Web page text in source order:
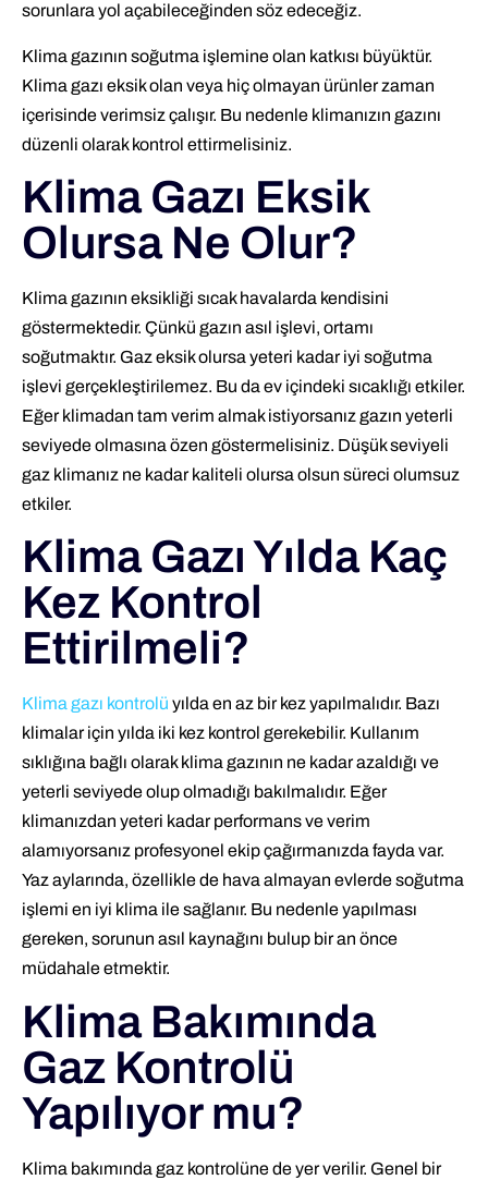
sorunlara yol açabileceğinden söz edeceğiz.
Klima gazının soğutma işlemine olan katkısı büyüktür.
Klima gazı eksik olan veya hiç olmayan ürünler zaman
içerisinde verimsiz çalışır. Bu nedenle klimanızın gazını
düzenli olarak kontrol ettirmelisiniz.
Klima Gazı Eksik
Olursa Ne Olur?
Klima gazının eksikliği sıcak havalarda kendisini
göstermektedir. Çünkü gazın asıl işlevi, ortamı
soğutmaktır. Gaz eksik olursa yeteri kadar iyi soğutma
işlevi gerçekleştirilemez. Bu da ev içindeki sıcaklığı etkiler.
Eğer klimadan tam verim almak istiyorsanız gazın yeterli
seviyede olmasına özen göstermelisiniz. Düşük seviyeli
gaz klimanız ne kadar kaliteli olursa olsun süreci olumsuz
etkiler.
Klima Gazı Yılda Kaç
Kez Kontrol
Ettirilmeli?
Klima gazı kontrolü yılda en az bir kez yapılmalıdır. Bazı
klimalar için yılda iki kez kontrol gerekebilir. Kullanım
sıklığına bağlı olarak klima gazının ne kadar azaldığı ve
yeterli seviyede olup olmadığı bakılmalıdır. Eğer
klimanızdan yeteri kadar performans ve verim
alamıyorsanız profesyonel ekip çağırmanızda fayda var.
Yaz aylarında, özellikle de hava almayan evlerde soğutma
işlemi en iyi klima ile sağlanır. Bu nedenle yapılması
gereken, sorunun asıl kaynağını bulup bir an önce
müdahale etmektir.
Klima Bakımında
Gaz Kontrolü
Yapılıyor mu?
Klima bakımında gaz kontrolüne de yer verilir. Genel bir